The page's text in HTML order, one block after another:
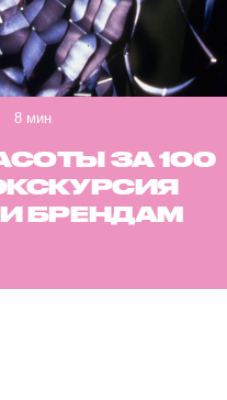
8 мин
ЗА 100
БРЕНДАМ